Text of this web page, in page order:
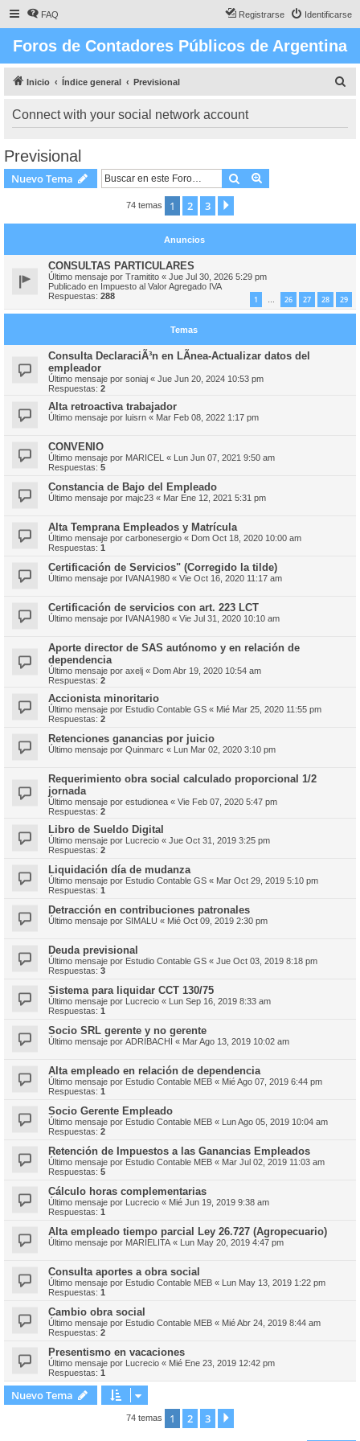
FAQ Identificarse
Registrarse
Foros de Contadores Públicos de Argentina
Inicio Índice general Previsional
Connect with your social network account
Previsional
Nuevo Tema Buscar
74 temas 1 2 3
Anuncios
CONSULTAS PARTICULARES
Último mensaje por Tramitito « Jue Jul 30, 2026 5:29 pm
Publicado en Impuesto al Valor Agregado IVA
Respuestas: 288 1 … 26 27 28 29
Temas
Consulta DeclaraciÃ³n en LÃ­nea-Actualizar datos del
empleador
Último mensaje por soniaj « Jue Jun 20, 2024 10:53 pm
Respuestas: 2
Alta retroactiva trabajador
Último mensaje por luisrn « Mar Feb 08, 2022 1:17 pm
CONVENIO
Último mensaje por MARICEL « Lun Jun 07, 2021 9:50 am
Respuestas: 5
Constancia de Bajo del Empleado
Último mensaje por majc23 « Mar Ene 12, 2021 5:31 pm
Alta Temprana Empleados y Matrícula
Último mensaje por carbonesergio « Dom Oct 18, 2020 10:00 am
Respuestas: 1
Certificación de Servicios" (Corregido la tilde)
Último mensaje por IVANA1980 « Vie Oct 16, 2020 11:17 am
Certificación de servicios con art. 223 LCT
Último mensaje por IVANA1980 « Vie Jul 31, 2020 10:10 am
Aporte director de SAS autónomo y en relación de
dependencia
Último mensaje por axelj « Dom Abr 19, 2020 10:54 am
Respuestas: 2
Accionista minoritario
Último mensaje por Estudio Contable GS « Mié Mar 25, 2020 11:55 pm
Respuestas: 2
Retenciones ganancias por juicio
Último mensaje por Quinmarc « Lun Mar 02, 2020 3:10 pm
Requerimiento obra social calculado proporcional 1/2
jornada
Último mensaje por estudionea « Vie Feb 07, 2020 5:47 pm
Respuestas: 2
Libro de Sueldo Digital
Último mensaje por Lucrecio « Jue Oct 31, 2019 3:25 pm
Respuestas: 2
Liquidación día de mudanza
Último mensaje por Estudio Contable GS « Mar Oct 29, 2019 5:10 pm
Respuestas: 1
Detracción en contribuciones patronales
Último mensaje por SIMALU « Mié Oct 09, 2019 2:30 pm
Deuda previsional
Último mensaje por Estudio Contable GS « Jue Oct 03, 2019 8:18 pm
Respuestas: 3
Sistema para liquidar CCT 130/75
Último mensaje por Lucrecio « Lun Sep 16, 2019 8:33 am
Respuestas: 1
Socio SRL gerente y no gerente
Último mensaje por ADRIBACHI « Mar Ago 13, 2019 10:02 am
Alta empleado en relación de dependencia
Último mensaje por Estudio Contable MEB « Mié Ago 07, 2019 6:44 pm
Respuestas: 1
Socio Gerente Empleado
Último mensaje por Estudio Contable MEB « Lun Ago 05, 2019 10:04 am
Respuestas: 2
Retención de Impuestos a las Ganancias Empleados
Último mensaje por Estudio Contable MEB « Mar Jul 02, 2019 11:03 am
Respuestas: 5
Cálculo horas complementarias
Último mensaje por Lucrecio « Mié Jun 19, 2019 9:38 am
Respuestas: 1
Alta empleado tiempo parcial Ley 26.727 (Agropecuario)
Último mensaje por MARIELITA « Lun May 20, 2019 4:47 pm
Consulta aportes a obra social
Último mensaje por Estudio Contable MEB « Lun May 13, 2019 1:22 pm
Respuestas: 1
Cambio obra social
Último mensaje por Estudio Contable MEB « Mié Abr 24, 2019 8:44 am
Respuestas: 2
Presentismo en vacaciones
Último mensaje por Lucrecio « Mié Ene 23, 2019 12:42 pm
Respuestas: 1
Nuevo Tema
74 temas 1 2 3